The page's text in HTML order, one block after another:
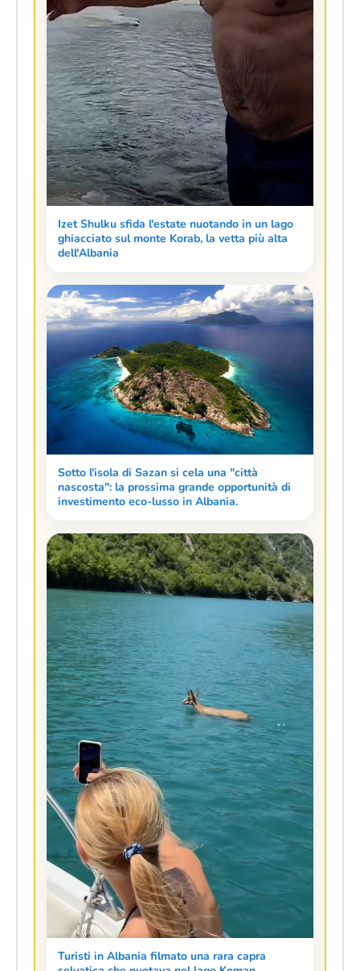
Izet Shulku sfida l'estate nuotando in un lago
ghiacciato sul monte Korab, la vetta più alta
dell'Albania
Sotto l'isola di Sazan si cela una "città
nascosta": la prossima grande opportunità di
investimento eco-lusso in Albania.
Turisti in Albania filmato una rara capra